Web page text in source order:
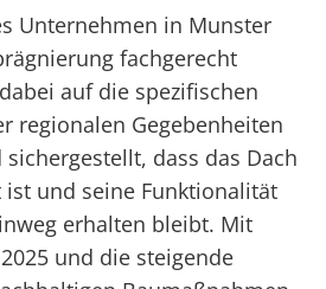
Unternehmen in Munster
fachgerecht
auf die spezifischen
regionalen Gegebenheiten
dass das Dach
und seine Funktionalität
erhalten bleibt. Mit
und die steigende